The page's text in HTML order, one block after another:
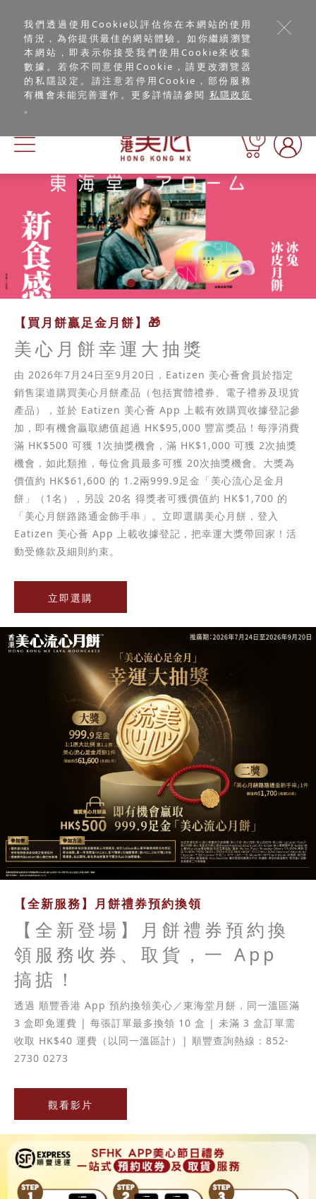
我們透過使用Cookie以評估你在本網站的使用
情況，為你提供最佳的網站體驗。如你繼續瀏覽
本網站，即表示你接受我們使用Cookie來收集
數據。若你不同意使用Cookie，請更改瀏覽器
的私隱設定。請注意若停用Cookie，部份服務
有機會未能完善運作。更多詳情請參閱 私隱政策
。
0
【買月餅贏足金月餅】🎁
美心月餅幸運大抽獎
由 2026年7月24日至9月20日，Eatizen 美心薈會員於指定
銷售渠道購買美心月餅產品（包括實體禮券、電子禮券及現貨
產品），並於 Eatizen 美心薈 App 上載有效購買收據登記參
加，即有機會贏取總值超過 HK$95,000 豐富獎品！每淨消費
滿 HK$500 可獲 1次抽獎機會，滿 HK$1,000 可獲 2次抽獎
機會，如此類推，每位會員最多可獲 20次抽獎機會。大獎為
價值約 HK$61,600 的 1.2兩999.9足金「美心流心足金月
餅」（1名），另設 20名 得獎者可獲價值約 HK$1,700 的
「美心月餅路路通金飾手串」。立即選購美心月餅，登入
Eatizen 美心薈 App 上載收據登記，把幸運大獎帶回家！活
動受條款及細則約束。
立即選購
【全新服務】月餅禮券預約換領
【全新登場】月餅禮券預約換
領服務收券、取貨，一 App
搞掂！
透過 順豐香港 App 預約換領美心／東海堂月餅，同一溫區滿
3 盒即免運費 | 每張訂單最多換領 10 盒 | 未滿 3 盒訂單需
收取 HK$40 運費（以同一溫區計）| 順豐查詢熱線：852-
2730 0273
觀看影片